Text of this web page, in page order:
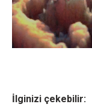
İlginizi çekebilir: